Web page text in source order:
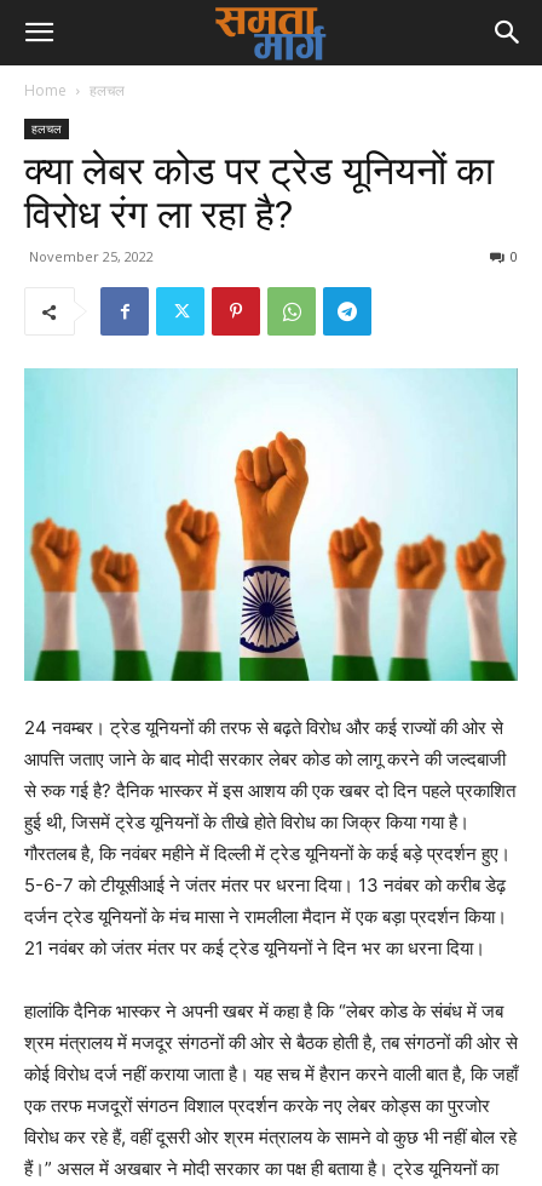
Home हलचल
हलचल
क्या लेबर कोड पर ट्रेड यूनियनों का
विरोध रंग ला रहा है?
November 25, 2022 0
24 नवम्बर। ट्रेड यूनियनों की तरफ से बढ़ते विरोध और कई राज्यों की ओर से
आपत्ति जताए जाने के बाद मोदी सरकार लेबर कोड को लागू करने की जल्दबाजी
से रुक गई है? दैनिक भास्कर में इस आशय की एक खबर दो दिन पहले प्रकाशित
हुई थी, जिसमें ट्रेड यूनियनों के तीखे होते विरोध का जिक्र किया गया है।
गौरतलब है, कि नवंबर महीने में दिल्ली में ट्रेड यूनियनों के कई बड़े प्रदर्शन हुए।
5-6-7 को टीयूसीआई ने जंतर मंतर पर धरना दिया। 13 नवंबर को करीब डेढ़
दर्जन ट्रेड यूनियनों के मंच मासा ने रामलीला मैदान में एक बड़ा प्रदर्शन किया।
21 नवंबर को जंतर मंतर पर कई ट्रेड यूनियनों ने दिन भर का धरना दिया।
हालांकि दैनिक भास्कर ने अपनी खबर में कहा है कि “लेबर कोड के संबंध में जब
श्रम मंत्रालय में मजदूर संगठनों की ओर से बैठक होती है, तब संगठनों की ओर से
कोई विरोध दर्ज नहीं कराया जाता है। यह सच में हैरान करने वाली बात है, कि जहाँ
एक तरफ मजदूरों संगठन विशाल प्रदर्शन करके नए लेबर कोड्स का पुरजोर
विरोध कर रहे हैं, वहीं दूसरी ओर श्रम मंत्रालय के सामने वो कुछ भी नहीं बोल रहे
हैं।” असल में अखबार ने मोदी सरकार का पक्ष ही बताया है। ट्रेड यूनियनों का